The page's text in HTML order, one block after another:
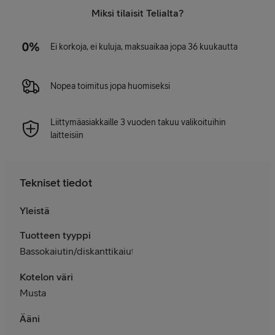
Miksi tilaisit Telialta?
Ei korkoja, ei kuluja, maksuaikaa jopa 36 kuukautta
Nopea toimitus jopa huomiseksi
Liittymäasiakkaille 3 vuoden takuu valikoituihin
laitteisiin
Tekniset tiedot
Yleistä
Tuotteen tyyppi
Bassokaiutin/diskanttikaiutin
Kotelon väri
Musta
Ääni